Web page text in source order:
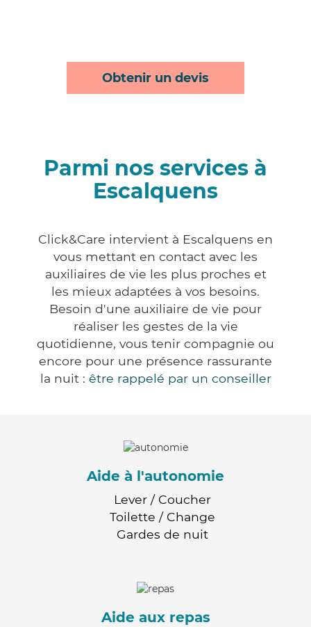
Obtenir un devis
Parmi nos services à
Escalquens
Click&Care intervient à Escalquens en
vous mettant en contact avec les
auxiliaires de vie les plus proches et
les mieux adaptées à vos besoins.
Besoin d'une auxiliaire de vie pour
réaliser les gestes de la vie
quotidienne, vous tenir compagnie ou
encore pour une présence rassurante
la nuit : être rappelé par un conseiller
Aide à l'autonomie
Lever / Coucher
Toilette / Change
Gardes de nuit
Aide aux repas